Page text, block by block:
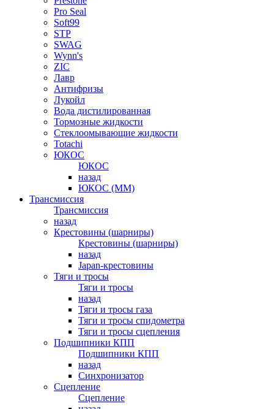
Pro Seal
Soft99
STP
SWAG
Wynn's
ZIC
Лавр
Антифризы
Лукойл
Вода дистилированная
Тормозные жидкости
Стеклоомывающие жидкости
Totachi
ЮКОС
ЮКОС
назад
ЮКОС (ММ)
Трансмиссия
Трансмиссия
назад
Крестовины (шарниры)
Крестовины (шарниры)
назад
Japan-крестовины
Тяги и тросы
Тяги и тросы
назад
Тяги и тросы газа
Тяги и тросы спидометра
Тяги и тросы сцепления
Подшипники КПП
Подшипники КПП
назад
Синхронизатор
Сцепление
Сцепление